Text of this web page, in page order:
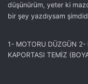
düşünürüm, yeter ki
bir şey yazdıysam
1- MOTORU DÜZGÜN
KAPORTASI TEMİZ